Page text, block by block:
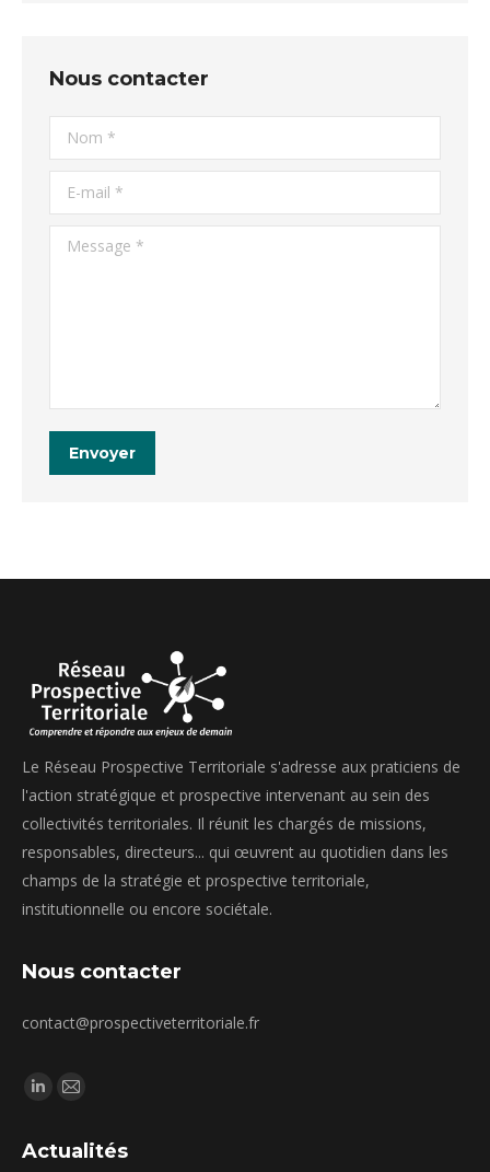
Nous contacter
Nom *
E-mail *
Message *
Envoyer
Le Réseau Prospective Territoriale s'adresse aux praticiens de
l'action stratégique et prospective intervenant au sein des
collectivités territoriales. Il réunit les chargés de missions,
responsables, directeurs... qui œuvrent au quotidien dans les
champs de la stratégie et prospective territoriale,
institutionnelle ou encore sociétale.
Nous contacter
contact@prospectiveterritoriale.fr
Trouvez nous sur :
La
LinkedIn
La
E-
Actualités